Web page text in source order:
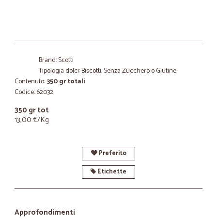
Brand: Scotti
Tipologia dolci: Biscotti, Senza Zucchero o Glutine
Contenuto:350 gr totali
Codice: 62032
350 gr tot
13,00 €/Kg
Preferito
Etichette
Approfondimenti